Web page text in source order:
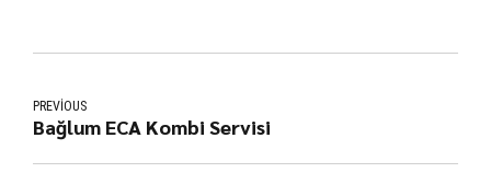
PREVIOUS
Bağlum ECA Kombi Servisi